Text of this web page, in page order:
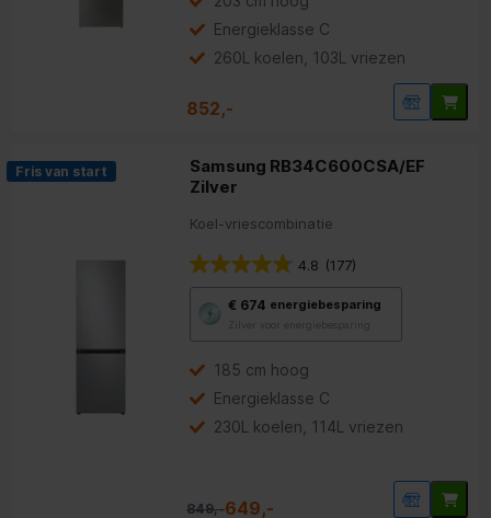
voor
energiebesparing.
Energieklasse C
260L koelen, 103L vriezen
852,-
Fris van start
Samsung RB34C600CSA/EF
Zilver
Koel-vriescombinatie
4.8 (177)
€ 674 energiebesparing
Zilver voor energiebesparing
Youreko’s
voor
energiebesparing.
185 cm hoog
Energieklasse C
230L koelen, 114L vriezen
849,-649,-